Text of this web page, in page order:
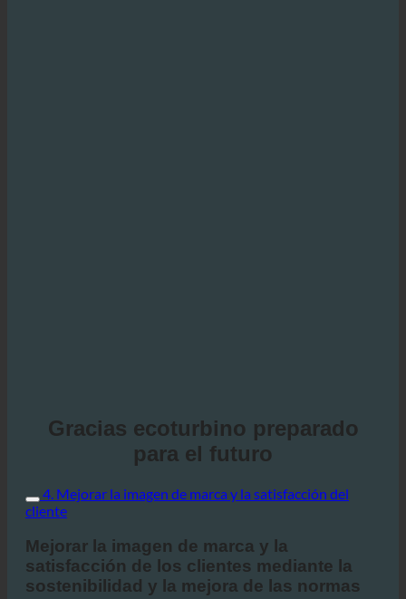
Gracias ecoturbino preparado
para el futuro
4. Mejorar la imagen de marca y la satisfacción del
cliente
Mejorar la imagen de marca y la